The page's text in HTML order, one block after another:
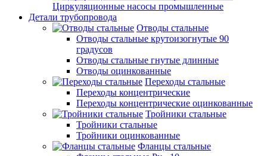
Циркуляционные насосы промышленные
Детали трубопровода
Отводы стальные
Отводы стальные крутоизогнутые 90
градусов
Отводы стальные гнутые длинные
Отводы оцинкованные
Переходы стальные
Переходы концентрические
Переходы концентрические оцинкованные
Тройники стальные
Тройники стальные
Тройники оцинкованные
Фланцы стальные